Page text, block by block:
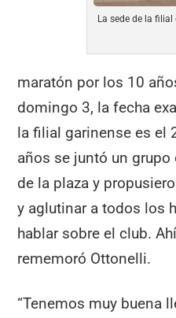
La sede de la
maratón por los 10
domingo 3, la fecha
la filial garinense es el
años se juntó un
de la plaza y
y aglutinar a todos los
hablar sobre el club.
rememoró Ottonelli.
“Tenemos muy buena